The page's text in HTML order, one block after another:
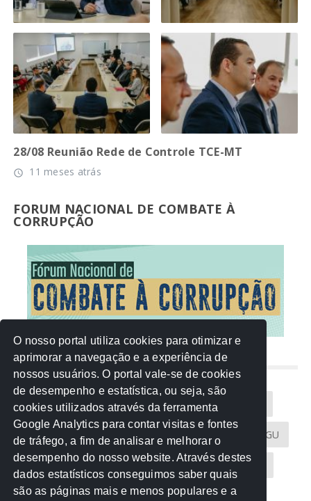
28/08 Reunião Rede de Controle TCE-MT
access_time 11 meses atrás
FORUM NACIONAL DE COMBATE À
CORRUPÇÃO
NUVEM DE TAGS
Acontece na Rede AGU AMM
Atricon Audicom CAU-MT CGU
CREA-MT Eventos MPC-MT MPE-MT
MPF Notícias PF PGE-MT PGR
O nosso portal utiliza cookies para otimizar e
aprimorar a navegação e a experiência de
nossos usuários. O portal vale-se de cookies
de desempenho e estatística, ou seja, são
cookies utilizados através da ferramenta
Google Analytics para contar visitas e fontes
de tráfego, a fim de analisar e melhorar o
desempenho do nosso website. Através destes
dados estatísticos conseguimos saber quais
são as páginas mais e menos populares e a